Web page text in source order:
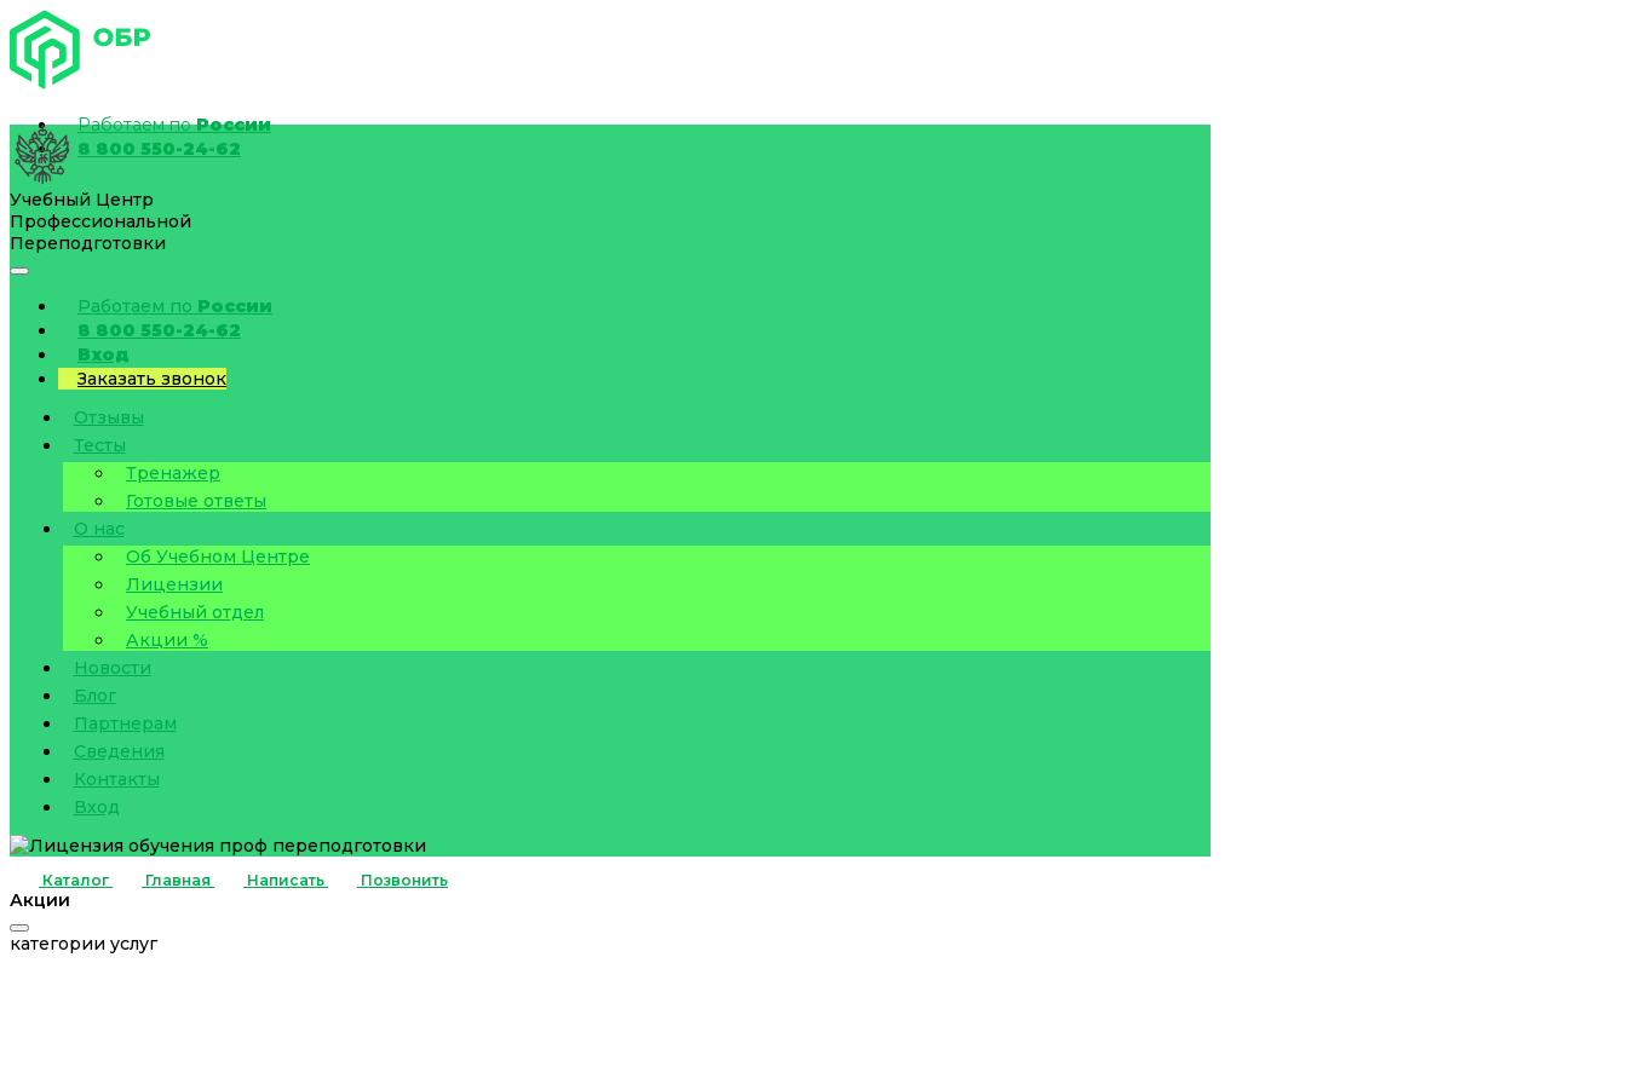
Работаем поРоссии
8 800 550-24-62
Учебный Центр
Профессиональной
Переподготовки
Работаем по России
8 800 550-24-62
Вход
Заказать звонок
Отзывы
Тесты
Тренажер
Готовые ответы
О нас
Об Учебном Центре
Лицензии
Учебный отдел
Акции %
Новости
Блог
Партнерам
Сведения
Контакты
Вход
Каталог Главная Написать Позвонить
Акции
категории услуг